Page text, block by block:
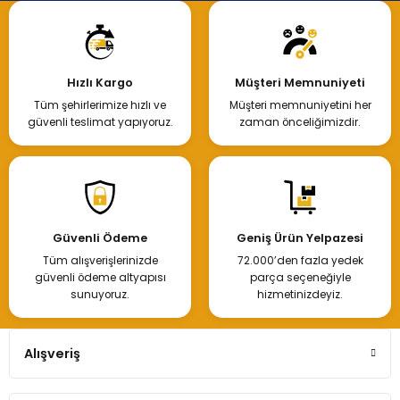
Hızlı Kargo
Tüm şehirlerimize hızlı ve
güvenli teslimat yapıyoruz.
Müşteri Memnuniyeti
Müşteri memnuniyetini her
zaman önceliğimizdir.
Güvenli Ödeme
Tüm alışverişlerinizde
güvenli ödeme altyapısı
sunuyoruz.
Geniş Ürün Yelpazesi
72.000’den fazla yedek
parça seçeneğiyle
hizmetinizdeyiz.
Alışveriş